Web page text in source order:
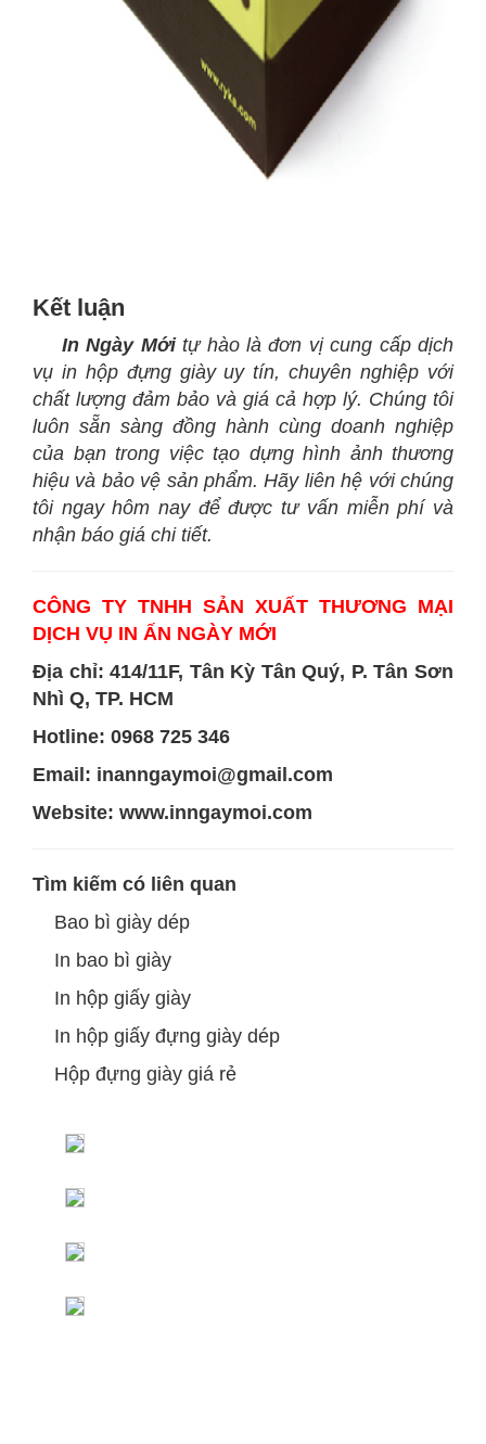
Kết luận
In Ngày Mớitự hào là đơn vị cung cấp dịch
vụ in hộp đựng giày uy tín, chuyên nghiệp với
chất lượng đảm bảo và giá cả hợp lý. Chúng tôi
luôn sẵn sàng đồng hành cùng doanh nghiệp
của bạn trong việc tạo dựng hình ảnh thương
hiệu và bảo vệ sản phẩm. Hãy liên hệ với chúng
tôi ngay hôm nay để được tư vấn miễn phí và
nhận báo giá chi tiết.
CÔNG TY TNHH SẢN XUẤT THƯƠNG MẠI
DỊCH VỤ IN ẤN NGÀY MỚI
Địa chỉ: 414/11F, Tân Kỳ Tân Quý, P. Tân Sơn
Nhì Q, TP. HCM
Hotline: 0968 725 346
Email: inanngaymoi@gmail.com
Website: www.inngaymoi.com
Tìm kiếm có liên quan
Bao bì giày dép
In bao bì giày
In hộp giấy giày
In hộp giấy đựng giày dép
Hộp đựng giày giá rẻ